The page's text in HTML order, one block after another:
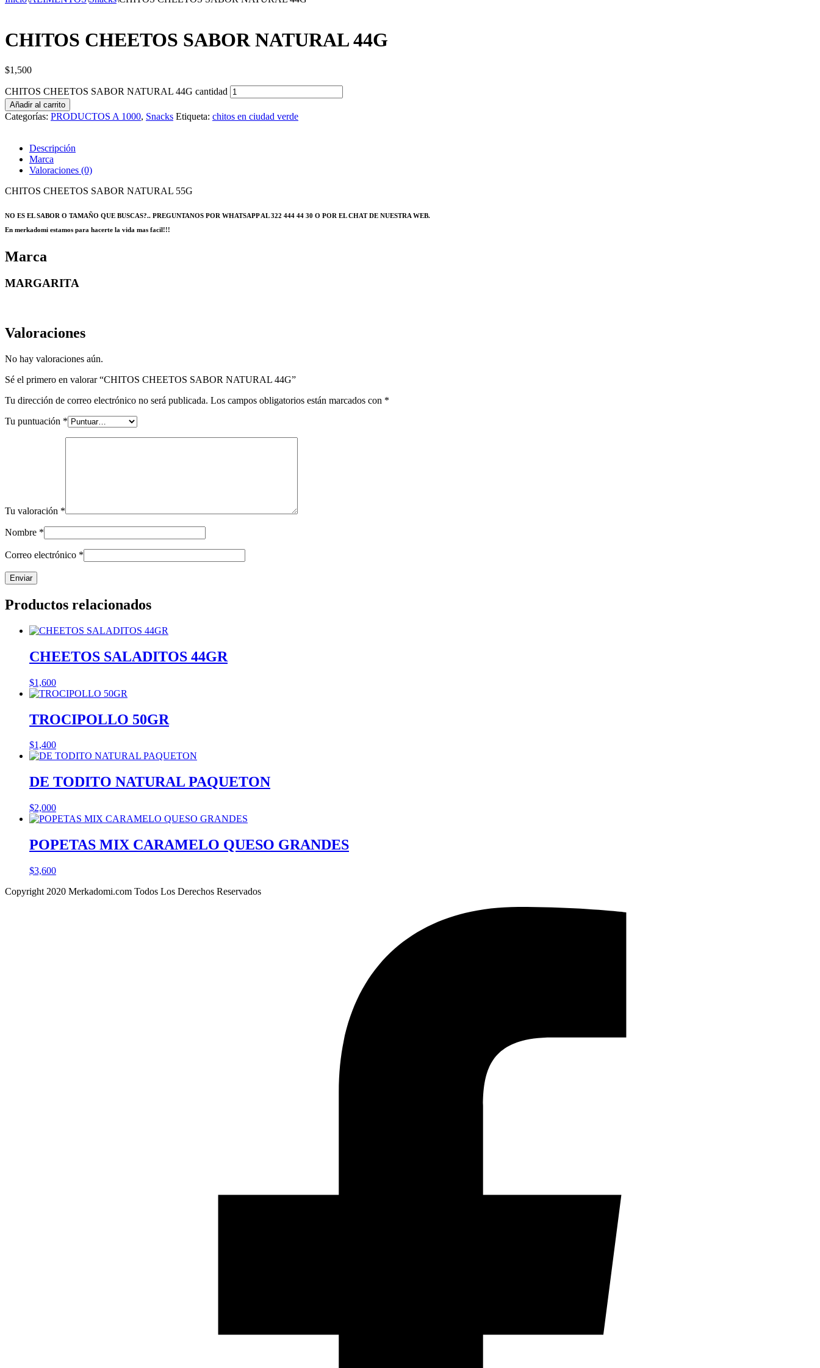
CHITOS CHEETOS SABOR NATURAL 44G
$1,500
CHITOS CHEETOS SABOR NATURAL 44G cantidad
Añadir al carrito
Categorías: PRODUCTOS A 1000, Snacks Etiqueta: chitos en ciudad verde
Descripción
Marca
Valoraciones (0)
CHITOS CHEETOS SABOR NATURAL 55G
NO ES EL SABOR O TAMAÑO QUE BUSCAS?.. PREGUNTANOS POR WHATSAPP AL 322 444 44 30 O POR EL CHAT DE NUESTRA WEB.
En merkadomi estamos para hacerte la vida mas facil!!!
Marca
MARGARITA
Valoraciones
No hay valoraciones aún.
Sé el primero en valorar “CHITOS CHEETOS SABOR NATURAL 44G”
Tu dirección de correo electrónico no será publicada. Los campos obligatorios están marcados con *
Tu puntuación *
Tu valoración *
Nombre *
Correo electrónico *
Productos relacionados
CHEETOS SALADITOS 44GR
$1,600
TROCIPOLLO 50GR
$1,400
DE TODITO NATURAL PAQUETON
$2,000
POPETAS MIX CARAMELO QUESO GRANDES
$3,600
Copyright 2020 Merkadomi.com Todos Los Derechos Reservados